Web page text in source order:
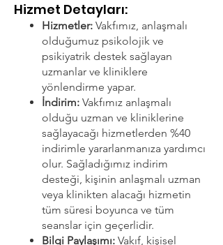
Hizmet Detayları:​
Hizmetler: Vakfımız, anlaşmalı
olduğumuz psikolojik ve
psikiyatrik destek sağlayan
uzmanlar ve kliniklere
yönlendirme yapar.
İndirim: Vakfımız anlaşmalı
olduğu uzman ve kliniklerine
sağlayacağı hizmetlerden %40
indirimle yararlanmanıza yardımcı
olur. Sağladığımız indirim
desteği, kişinin anlaşmalı uzman
veya klinikten alacağı hizmetin
tüm süresi boyunca ve tüm
seanslar için geçerlidir.
Bilgi Paylaşımı: Vakıf, kişisel